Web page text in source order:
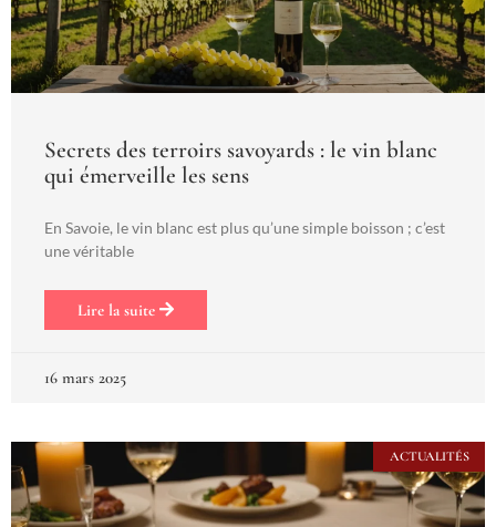
Secrets des terroirs savoyards : le vin blanc
qui émerveille les sens
En Savoie, le vin blanc est plus qu’une simple boisson ; c’est
une véritable
Lire la suite
16 mars 2025
ACTUALITÉS